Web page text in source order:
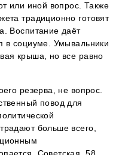
или иной вопрос. Также
традиционно готовят
Воспитание даёт
в социуме. Умывальники
крыша, но все равно
резерва, не вопрос.
повод для
больше всего,